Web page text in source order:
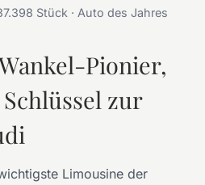
Stück · Auto des Jahres
Pionier,
zur
Limousine der